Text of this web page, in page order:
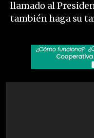
llamado al
también haga su